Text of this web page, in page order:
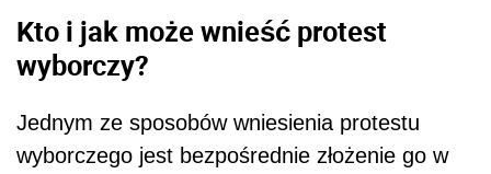
Kto i jak może wnieść protest
wyborczy?
Jednym ze sposobów wniesienia protestu
wyborczego jest bezpośrednie złożenie go w